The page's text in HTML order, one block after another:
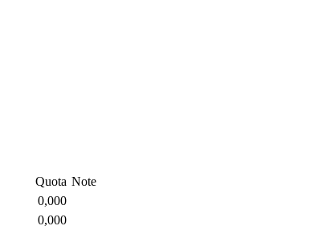
Quota Note
0,000
0,000